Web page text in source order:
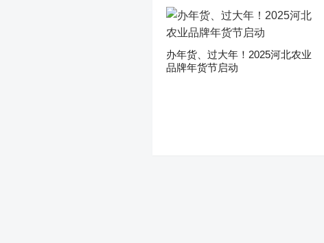
办年货、过大年！2025河北农业
品牌年货节启动